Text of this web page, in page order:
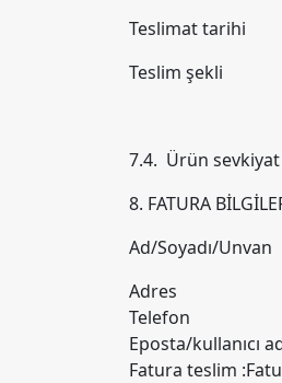
Teslimat tarihi
Teslim şekli
7.4. Ürün
8. FATURA
Ad/Soyadı/Unvan
Adres
Telefon
Eposta/kullanıcı
Fatura teslim